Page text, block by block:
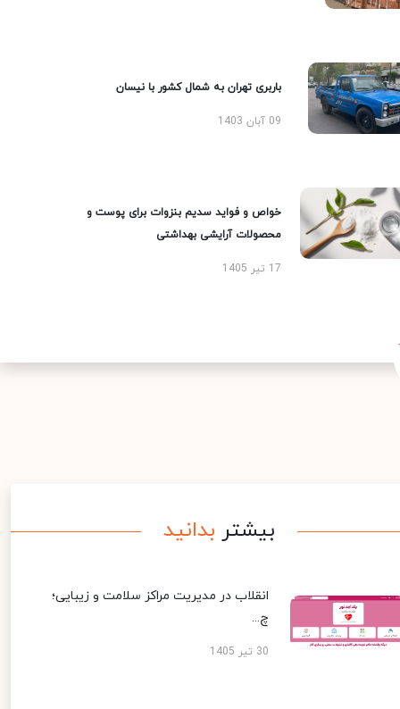
باربری تهران به شمال کشور با نیسان
09 آبان 1403
خواص و فواید سدیم بنزوات برای پوست و
محصولات آرایشی بهداشتی
17 تیر 1405
بیشتر بدانید
انقلاب در مدیریت مراکز سلامت و زیبایی؛
چ...
30 تیر 1405